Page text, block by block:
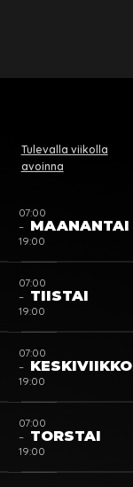
07:00
–
19:00
07:00
–
19:00
07:00
–
19:00
07:00
–
19:00
Tulevalla viikolla
avoinna
MAANANTAI
TIISTAI
KESKIVIIKKO
TORSTAI